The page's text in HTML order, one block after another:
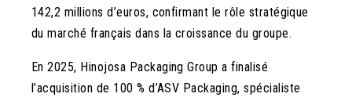
142,2 millions d’euros, confirmant le rôle stratégique
du marché français dans la croissance du groupe.
En 2025, Hinojosa Packaging Group a finalisé
l’acquisition de 100 % d’ASV Packaging, spécialiste